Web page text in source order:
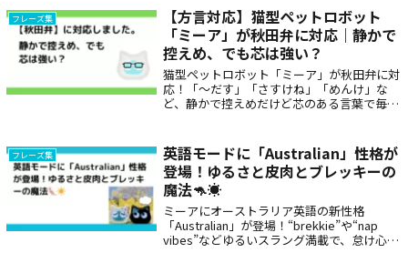
さい
フレーズ集
【方言対応】猫型ペットロボット
「ミーア」が秋田弁に対応｜静かで
控えめ、でも芯は強い？
猫型ペットロボット「ミーア」が秋田弁に対
応！「～だす」「さすけね」「めんけ」な
ど、静かで控えめだけど芯のある言葉で毎日
トにもぴったり。
フレーズ集
英語モードに「Australian」性格が
登場！ゆるさと皮肉とブレッキーの
魔法🦘☀️
ミーアにオーストラリア英語の新性格
「Australian」が登場！“brekkie”や“nap
vibes”などゆるいスラング満載で、怠け心も